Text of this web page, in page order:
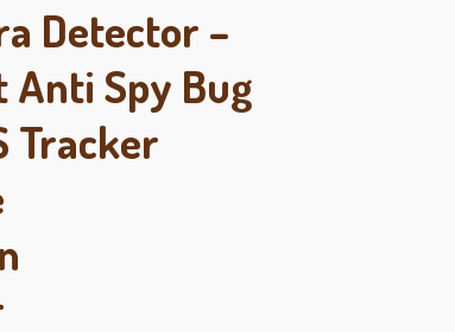
Detector –
Spy Bug
Tracker